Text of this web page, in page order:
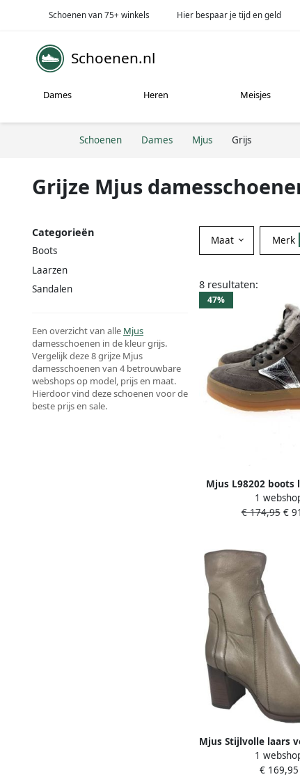
Schoenen van 75+ winkels Hier bespaar je tijd en geld
Schoenen.nl
Dames Heren Meisjes
Schoenen Dames Mjus Grijs
Grijze Mjus
Categorieën
Boots
Laarzen
Sandalen
Een overzicht van alle Mjus
damesschoenen in de kleur grijs.
Vergelijk deze 8 grijze Mjus
damesschoenen van 4 betrouwbare
webshops op model, prijs en maat.
Hierdoor vind deze schoenen voor de
beste prijs en sale.
Maat Merk
8 resultaten:
47%
Mjus L98202 boots
1
€ 174,95€
Mjus Stijlvolle laars
1
€ 169,95